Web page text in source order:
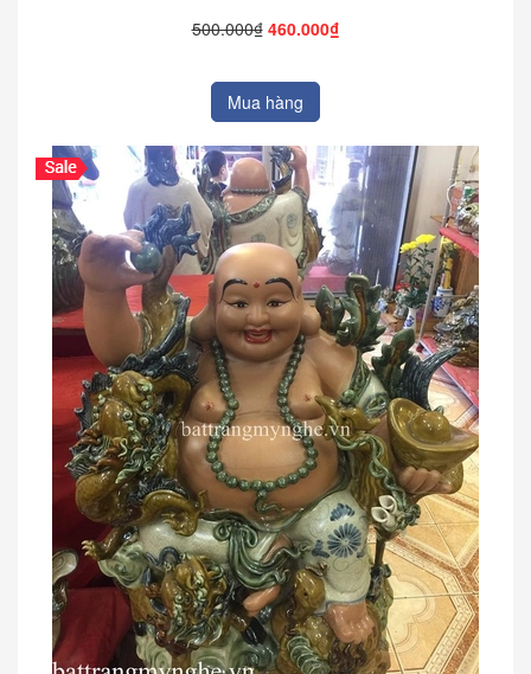
500.000₫ 460.000₫
Mua hàng